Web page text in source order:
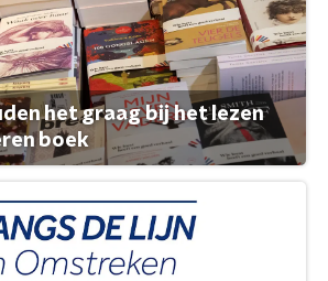
het graag bij het lezen
boek